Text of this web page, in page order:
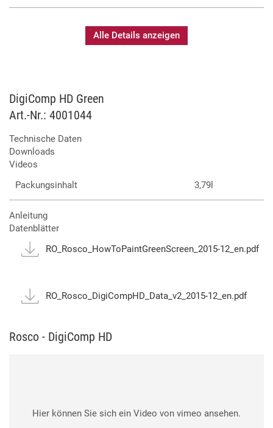
Alle Details anzeigen
DigiComp HD Green
Art.-Nr.: 4001044
Technische Daten
Downloads
Videos
Packungsinhalt
3,79l
Anleitung
Datenblätter
RO_Rosco_HowToPaintGreenScreen_2015-12_en.pdf
RO_Rosco_DigiCompHD_Data_v2_2015-12_en.pdf
Rosco - DigiComp HD
Hier können Sie sich ein Video von vimeo ansehen.